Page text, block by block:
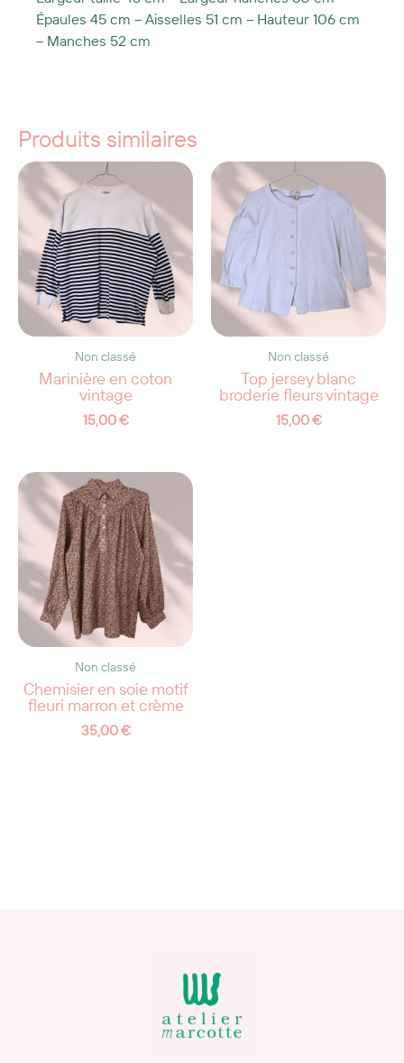
Épaules 45 cm – Aisselles 51 cm – Hauteur 106 cm
– Manches 52 cm
Produits similaires
Non classé
Marinière en coton
vintage
15,00€
Non classé
Top jersey blanc
broderie fleurs vintage
15,00€
Non classé
Chemisier en soie motif
fleuri marron et crème
35,00€